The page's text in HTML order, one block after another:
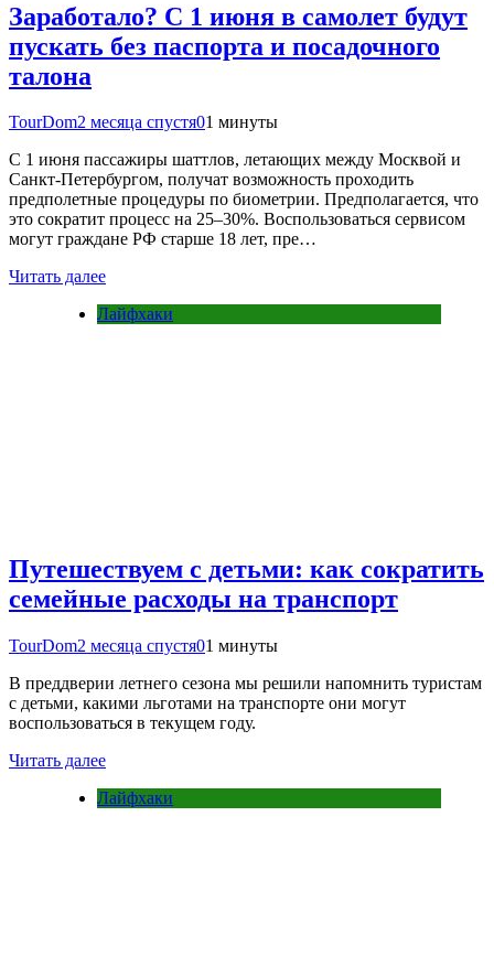
Заработало? С 1 июня в самолет будут
пускать без паспорта и посадочного
талона
TourDom2 месяца спустя01 минуты
С 1 июня пассажиры шаттлов, летающих между Москвой и
Санкт-Петербургом, получат возможность проходить
предполетные процедуры по биометрии. Предполагается, что
это сократит процесс на 25–30%. Воспользоваться сервисом
могут граждане РФ старше 18 лет, пре…
Читать далее
Лайфхаки
Путешествуем с детьми: как сократить
семейные расходы на транспорт
TourDom2 месяца спустя01 минуты
В преддверии летнего сезона мы решили напомнить туристам
с детьми, какими льготами на транспорте они могут
воспользоваться в текущем году.
Читать далее
Лайфхаки